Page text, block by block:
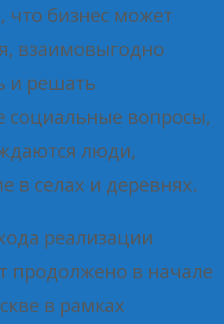
что бизнес может
взаимовыгодно
и решать
социальные вопросы,
люди,
селах и деревнях.
реализации
продолжено в начале
в рамках